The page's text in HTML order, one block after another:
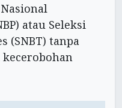
atau Seleksi
(SNBT) tanpa